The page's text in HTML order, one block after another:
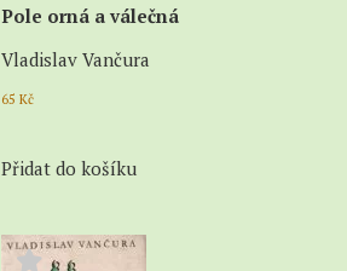
Pole orná a válečná
Vladislav Vančura
65 Kč
Přidat do košíku